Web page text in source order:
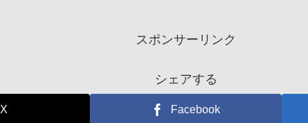
スポンサーリンク
シェアする
X Facebook